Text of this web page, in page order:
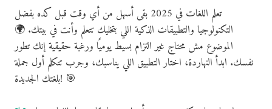
تعلم اللغات في 2025 بقى أسهل من أي وقت قبل كده بفضل
التكنولوجيا والتطبيقات الذكية اللي بتخليك تتعلم وأنت في بيتك. 🌍
الموضوع مش محتاج غير التزام بسيط يوميًا ورغبة حقيقية إنك تطور
نفسك. ابدأ النهاردة، اختار التطبيق اللي يناسبك، وجرب تتكلم أول جملة
بلغتك الجديدة! 🎯